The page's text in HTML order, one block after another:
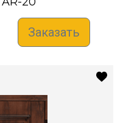
Заказать